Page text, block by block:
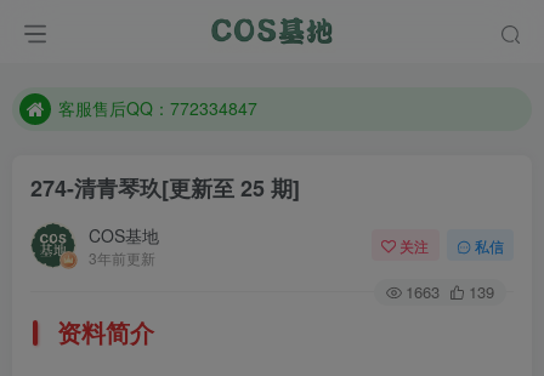
遇到任何问题加客服QQ：772334847
客服售后QQ：772334847
防失联：百度搜索《一七天佳》，实时查看最新站点。
274-清青琴玖[更新至 25 期]
COS基地
3年前更新
关注 私信
1663 139
资料简介